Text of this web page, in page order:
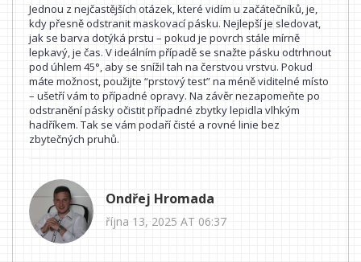
Jednou z nejčastějších otázek, které vidím u začátečníků, je,
kdy přesně odstranit maskovací pásku. Nejlepší je sledovat,
jak se barva dotýká prstu – pokud je povrch stále mírně
lepkavý, je čas. V ideálním případě se snažte pásku odtrhnout
pod úhlem 45°, aby se snížil tah na čerstvou vrstvu. Pokud
máte možnost, použijte “prstový test” na méně viditelné místo
– ušetří vám to případné opravy. Na závěr nezapomeňte po
odstranění pásky očistit případné zbytky lepidla vlhkým
hadříkem. Tak se vám podaří čisté a rovné linie bez
zbytečných pruhů.
Ondřej Hromada
října 13, 2025 AT 06:37